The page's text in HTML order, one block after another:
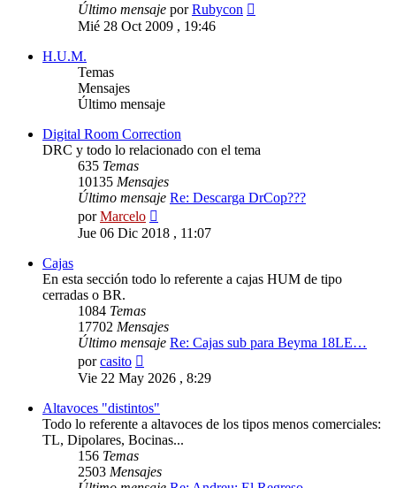
Último mensaje porRubycon
Mié 28 Oct 2009 , 19:46
H.U.M.
Temas
Mensajes
Último mensaje
Digital Room Correction
DRC y todo lo relacionado con el tema
635 Temas
10135 Mensajes
Último mensaje Re: Descarga DrCop???
porMarcelo
último
Jue 06 Dic 2018 , 11:07
Cajas
En esta sección todo lo referente a cajas HUM de tipo
cerradas o BR.
1084 Temas
17702 Mensajes
Último mensaje Re: Cajas sub para Beyma 18LE…
porcasito
último
Vie 22 May 2026 , 8:29
Altavoces "distintos"
Todo lo referente a altavoces de los tipos menos comerciales:
TL, Dipolares, Bocinas...
156 Temas
2503 Mensajes